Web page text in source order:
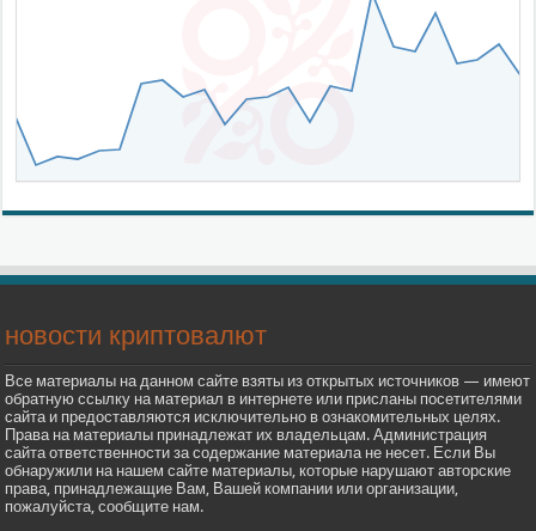
новости криптовалют
Все материалы на данном сайте взяты из открытых источников — имеют
обратную ссылку на материал в интернете или присланы посетителями
сайта и предоставляются исключительно в ознакомительных целях.
Права на материалы принадлежат их владельцам. Администрация
сайта ответственности за содержание материала не несет. Если Вы
обнаружили на нашем сайте материалы, которые нарушают авторские
права, принадлежащие Вам, Вашей компании или организации,
пожалуйста, сообщите нам.